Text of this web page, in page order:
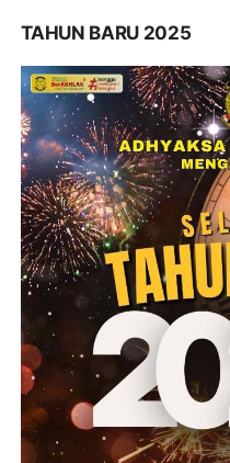
TAHUN BARU 2025